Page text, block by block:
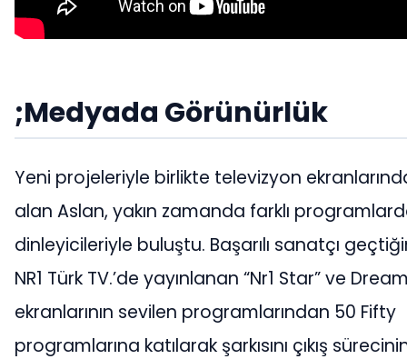
;Medyada Görünürlük
Yeni projeleriyle birlikte televizyon
alan Aslan, yakın zamanda farklı
dinleyicileriyle buluştu. Başarılı sanatçı
NR1 Türk TV.’de yayınlanan “Nr1 Star” ve
ekranlarının sevilen programlarından 50 Fifty
programlarına katılarak şarkısını çıkış